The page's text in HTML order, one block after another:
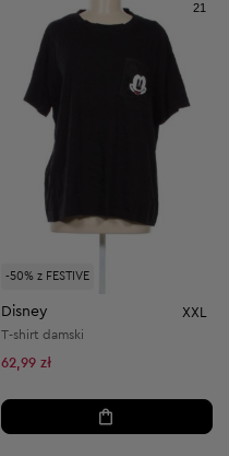
-50% z FESTIVE
21
Disney XXL
T-shirt damski
62,99 zł